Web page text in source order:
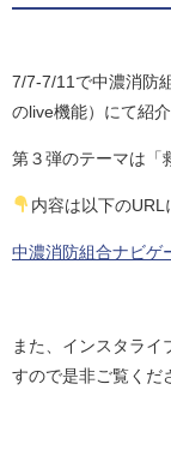
7/7-7/11で中濃消防
のlive機能）にて紹介
第３弾のテーマは「
内容は以下のURL
中濃消防組合ナビゲ
また、インスタラ
すので是非ご覧くだ